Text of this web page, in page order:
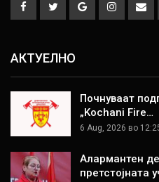
АКТУЕЛНО
Почнуваат
„Kochani Fire…
6 Aug, 2026 во
Алармантен
претстојната